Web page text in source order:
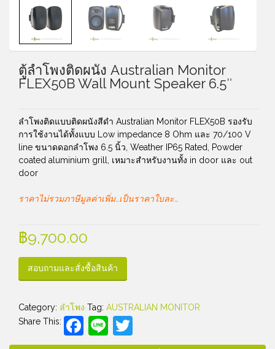
ตู้ลําโพงติดผนัง Australian Monitor
FLEX50B Wall Mount Speaker 6.5″
ลําโพงติดแบบติดผนังสีดำ Australian Monitor FLEX50B รองรับ
การใช้งานได้ทั้งแบบ Low impedance 8 Ohm และ 70/100 V
line ขนาดดอกลำโพง 6.5 นิ้ว, Weather IP65 Rated, Powder
coated aluminium grill, เหมาะสำหรับงานทั้ง in door และ out
door
ราคาไม่รวมภาษีมูลค่าเพิ่ม…เป็นราคาใบละ…
฿9,700.00
สอบถามและสั่งซื้อสินค้า
Category: ลำโพง Tag: AUSTRALIAN MONITOR
Share This:
Facebook
Line